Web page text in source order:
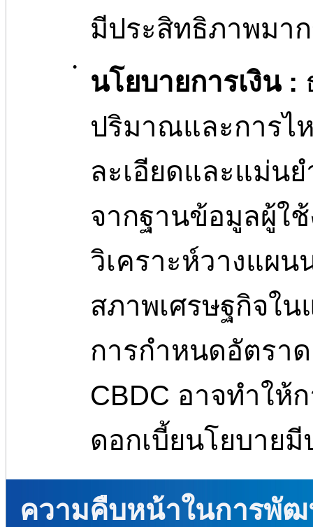
มีประสิทธิภาพมา
• นโยบายการเงิน :
ปริมาณและการไ
ละเอียดและแม่น
จากฐานข้อมูลผู้ใ
วิเคราะห์วางแผน
สภาพเศรษฐกิจใ
การกำหนดอัตรา
CBDC อาจทำให้
ดอกเบี้ยนโยบาย
ความคืบหน้าในการพัฒ